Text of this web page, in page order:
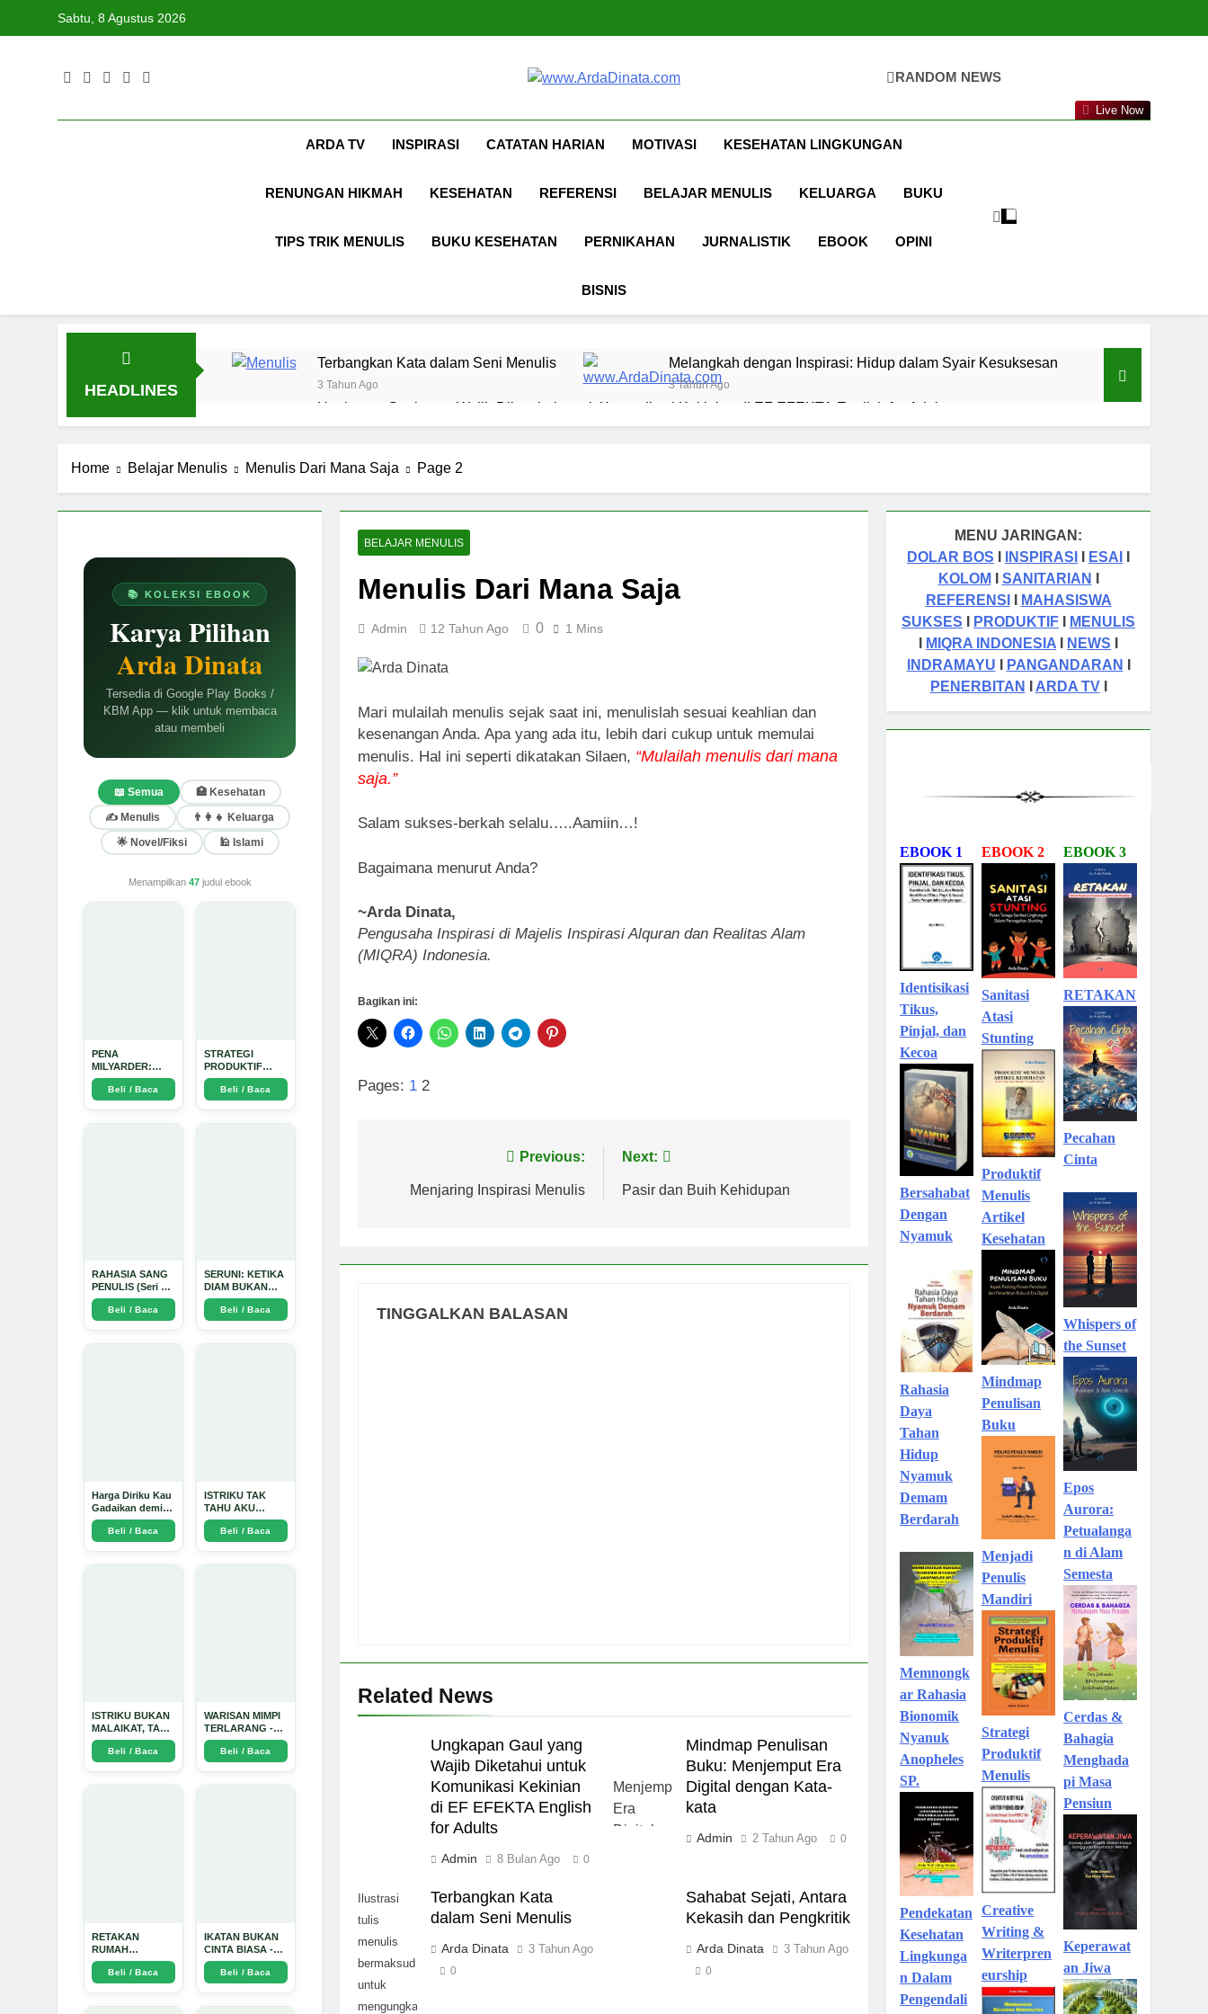
Sabtu, 8 Agustus 2026
Www.ArdaDinata.com
RANDOM NEWS
Live Now
ARDA TV INSPIRASI CATATAN HARIAN MOTIVASI KESEHATAN LINGKUNGAN
RENUNGAN HIKMAH KESEHATAN REFERENSI BELAJAR MENULIS KELUARGA BUKU
TIPS TRIK MENULIS BUKU KESEHATAN PERNIKAHAN JURNALISTIK EBOOK OPINI
BISNIS
HEADLINES
Terbangkan Kata dalam Seni Menulis
3 Tahun Ago
Melangkah dengan Inspirasi: Hidup dalam Syair Kesuksesan
3 Tahun Ago
Ungkapan Gaul yang Wajib Diketahui untuk Komunikasi Kekinian di EF EFEKTA English for Adults
8 Bulan Ago
1 Tahun Ago
Kebijaksanaan Digital sebagai Lanskap Pembelajaran Basmalah sebagai Pintu Kehidupan
Gravitasi Ruh
Mindmap Penulisan Buku: Menjemput Era Digital dengan Kata-kata
Memahami Sindrom Geriatri: Tantangan dan Harapan untuk Lansia
Home Belajar Menulis Menulis Dari Mana Saja Page 2
📚 KOLEKSI EBOOK
Karya Pilihan
Arda Dinata
Tersedia di Google Play Books /
KBM App — klik untuk membaca
atau membeli
📖 Semua
🏥 Kesehatan
✍️ Menulis
👨‍👩‍👧 Keluarga
🌟 Novel/Fiksi
🕌 Islami
Menampilkan 47judul ebook
PENA
MILYARDER:
Kisah, Rahasia
Sukses, dan
Panduan Menjadi
Beli / Baca
STRATEGI
PRODUKTIF
MENULIS
UPDATE - Arda
Dinata
Beli / Baca
RAHASIA SANG
PENULIS (Seri 1)
- Arda Dinata
Beli / Baca
SERUNI: KETIKA
DIAM BUKAN
LAGI PILIHAN -
Arda Dinata
Beli / Baca
Harga Diriku Kau
Gadaikan demi
Perempuan Itu -
Arda Dinata
Beli / Baca
ISTRIKU TAK
TAHU AKU
PENGUSAHA
EMAS - Arda
Dinata
Beli / Baca
ISTRIKU BUKAN
MALAIKAT, TAPI
AKU JUGA
TIDAK SUCI -
Beli / Baca
WARISAN MIMPI
TERLARANG -
Arda Dinata
Beli / Baca
RETAKAN
RUMAH
TANGGA:
Sebuah
Perjalanan
Beli / Baca
IKATAN BUKAN
CINTA BIASA -
Arda Dinata
Beli / Baca
BELAJAR MENULIS
Menulis Dari Mana Saja
Admin 12 Tahun Ago 0 1 Mins
Mari mulailah menulis sejak saat ini, menulislah sesuai keahlian dan
kesenangan Anda. Apa yang ada itu, lebih dari cukup untuk memulai
menulis. Hal ini seperti dikatakan Silaen, “Mulailah menulis dari mana
saja.”
Salam sukses-berkah selalu…..Aamiin…!
Bagaimana menurut Anda?
~Arda Dinata,
Pengusaha Inspirasi di Majelis Inspirasi Alquran dan Realitas Alam
(MIQRA) Indonesia.
Bagikan ini:
Pages: 1 2
pos
Previous:
Menjaring Inspirasi Menulis
Next:
Pasir dan Buih Kehidupan
TINGGALKAN BALASAN
Related News
Ungkapan Gaul yang
Wajib Diketahui untuk
Komunikasi Kekinian
di EF EFEKTA English
for Adults
Admin 8 Bulan Ago 0
Mindmap Penulisan
Buku: Menjemput Era
Digital dengan Kata-
kata
Admin 2 Tahun Ago 0
Ilustrasi
tulis
menulis
bermaksud
untuk
mengungkapkan
Terbangkan Kata
dalam Seni Menulis
Arda Dinata 3 Tahun Ago
0
Sahabat Sejati, Antara
Kekasih dan Pengkritik
Arda Dinata 3 Tahun Ago
0
MENU JARINGAN:
DOLAR BOS
INSPIRASI ESAI
KOLOM
SANITARIAN
REFERENSI
MAHASISWA
SUKSES
PRODUKTIF
MENULIS
MIQRA INDONESIA NEWS
INDRAMAYU
PANGANDARAN
PENERBITAN
ARDA TVI
EBOOK 1
Identisikasi
Tikus,
Pinjal, dan
Kecoa
Bersahabat
Dengan
Nyamuk
Rahasia
Daya
Tahan
Hidup
Nyamuk
Demam
Berdarah
Memnongk
ar Rahasia
Bionomik
Nyanuk
Anopheles
SP.
Pendekatan
Kesehatan
Lingkunga
n Dalam
Pengendali
EBOOK 2
Sanitasi
Atasi
Stunting
Produktif
Menulis
Artikel
Kesehatan
Mindmap
Penulisan
Buku
Menjadi
Penulis
Mandiri
Strategi
Produktif
Menulis
Creative
Writing &
Writerpren
eurship
EBOOK 3
RETAKAN
Pecahan
Cinta
Whispers of
the Sunset
Epos
Aurora:
Petualanga
n di Alam
Semesta
Cerdas &
Bahagia
Menghada
pi Masa
Pensiun
Keperawat
an Jiwa